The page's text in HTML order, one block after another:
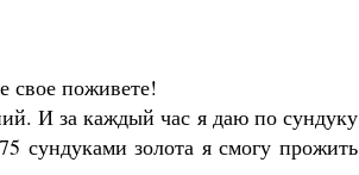
свое поживете!
И за каждый час я даю по сундуку
сундуками золота я смогу прожить